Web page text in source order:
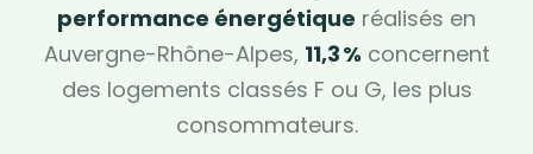
performance énergétique réalisés en
Auvergne-Rhône-Alpes, 11,3 % concernent
des logements classés F ou G, les plus
consommateurs.